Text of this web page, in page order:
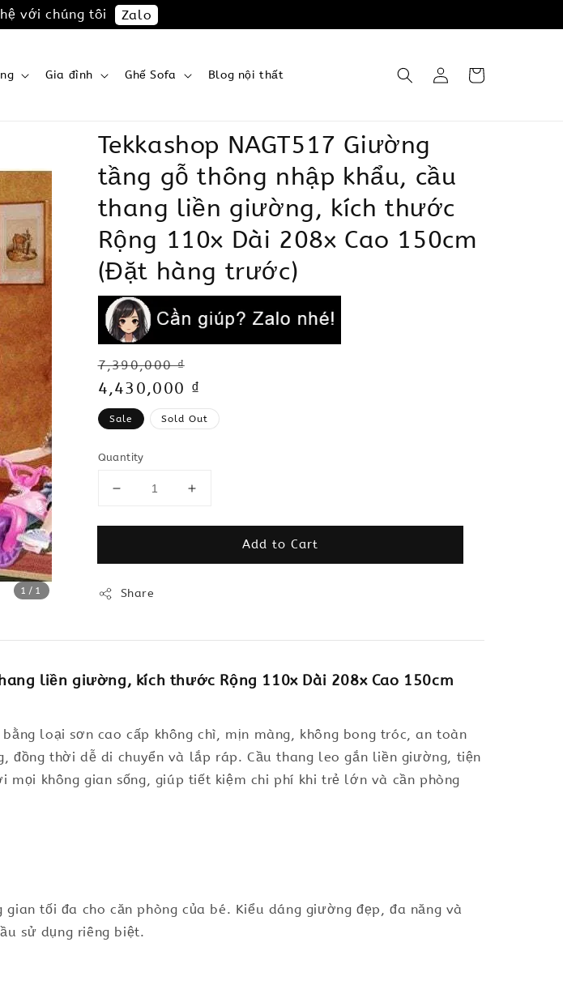
với chúng tôi Zalo
Gia đình Ghế Sofa Blog nội thất
1 /1
Tekkashop NAGT517 Giường
tầng gỗ thông nhập khẩu, cầu
thang liền giường, kích thước
Rộng 110x Dài 208x Cao 150cm
(Đặt hàng trước)
Regular
price
7,390,000 ₫
Sale
price
4,430,000 ₫
Sale Sold Out
Quantity
Add to Cart
Share
liền giường, kích thước Rộng 110x Dài 208x Cao 150cm
loại sơn cao cấp không chì, mịn màng, không bong tróc, an toàn
đồng thời dễ di chuyển và lắp ráp. Cầu thang leo gắn liền giường, tiện
không gian sống, giúp tiết kiệm chi phí khi trẻ lớn và cần phòng
tối đa cho căn phòng của bé. Kiểu dáng giường đẹp, đa năng và
sử dụng riêng biệt.